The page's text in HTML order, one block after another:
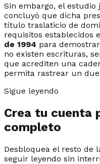
Sin embargo, el estudio
concluyó que dicha
título traslaticio de
requisitos establecidos
de 1994 para
no existen escrituras,
que acrediten una
permita rastrear un
Sigue leyendo
Crea tu cuenta
completo
Desbloquea el resto de
seguir leyendo sin